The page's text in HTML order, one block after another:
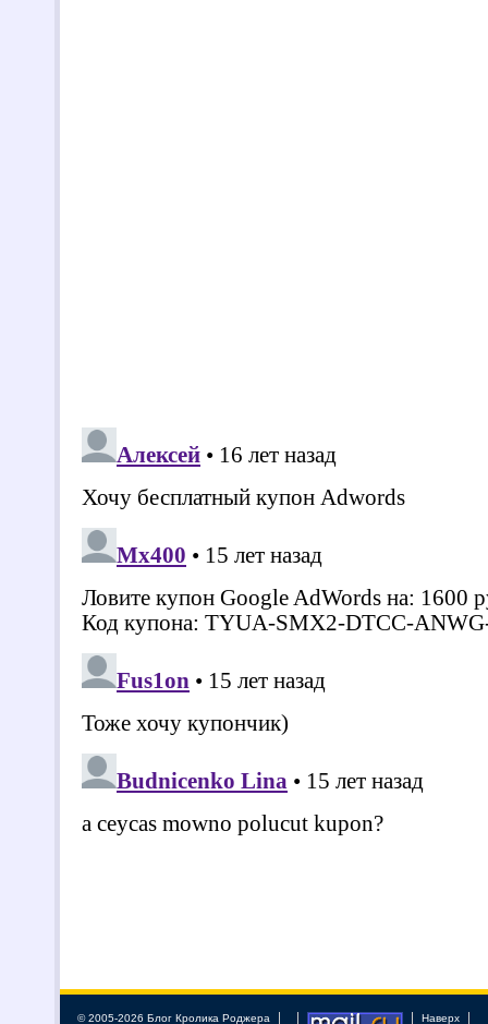
© 2005-2026 Блог Кролика Роджера Наверх